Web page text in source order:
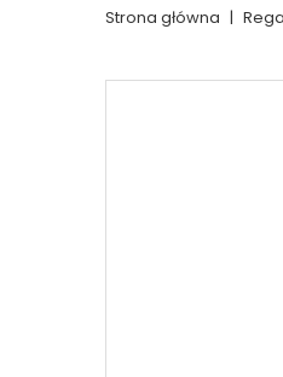
Strona główna |